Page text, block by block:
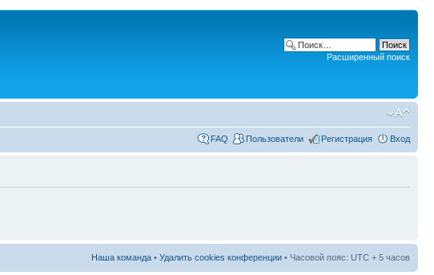
Расширенный поиск
FAQ Пользователи Регистрация Вход
Наша команда • Удалить cookies конференции • Часовой пояс: UTC + 5 часов